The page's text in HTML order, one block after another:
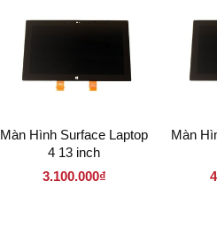
Màn Hình Surface Laptop
4 13 inch
3.100.000₫
Màn